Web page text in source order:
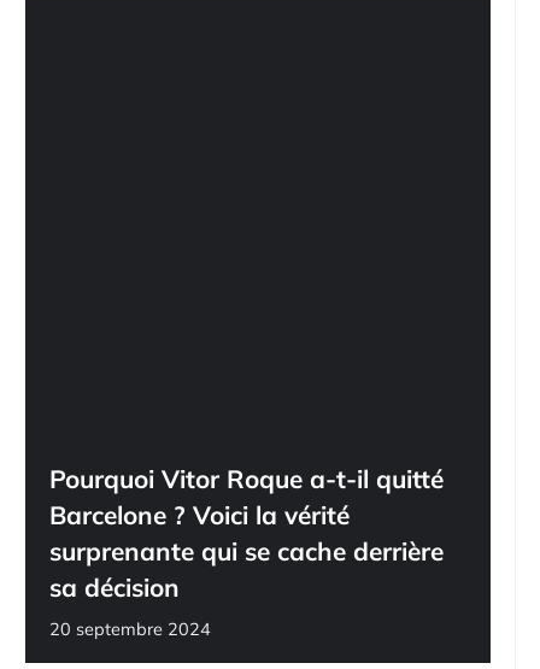
Pourquoi Vitor Roque a-t-il quitté
Barcelone ? Voici la vérité
surprenante qui se cache derrière
sa décision
20 septembre 2024